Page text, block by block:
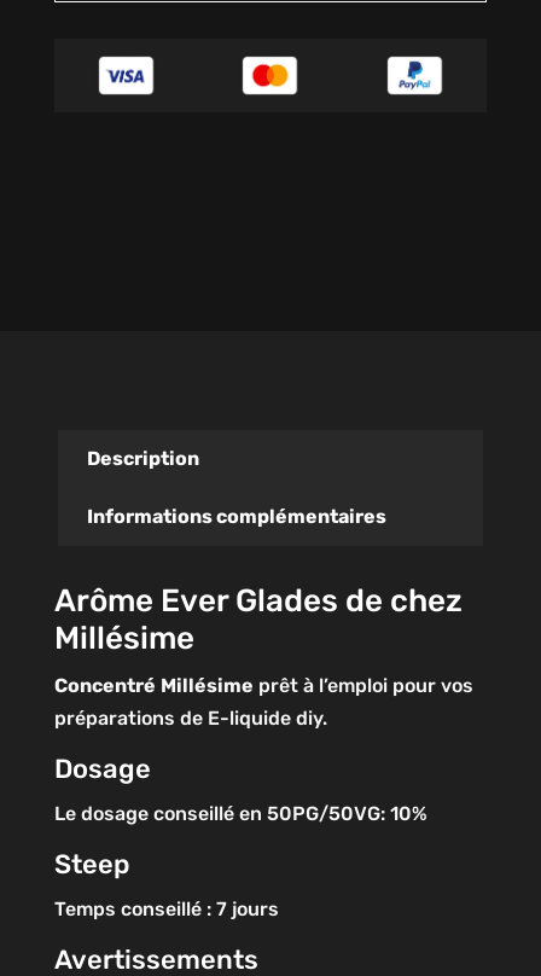
Description
Informations complémentaires
Arôme Ever Glades de chez
Millésime
Concentré Millésime prêt à l’emploi pour vos
préparations de E-liquide diy.
Dosage
Le dosage conseillé en 50PG/50VG: 10%
Steep
Temps conseillé : 7 jours
Avertissements